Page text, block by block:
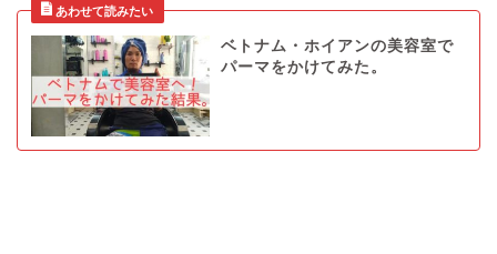
ベトナム・ホイアンの美容室で
パーマをかけてみた。